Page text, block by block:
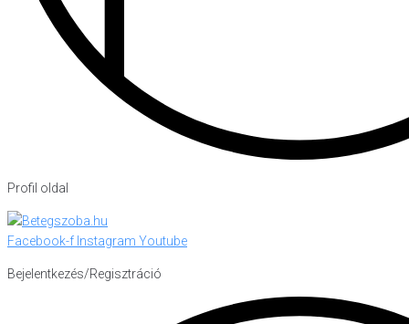
Profil oldal
Facebook-f Instagram Youtube
Bejelentkezés/Regisztráció